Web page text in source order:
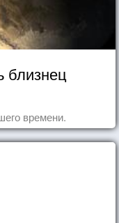
близнец
времени.